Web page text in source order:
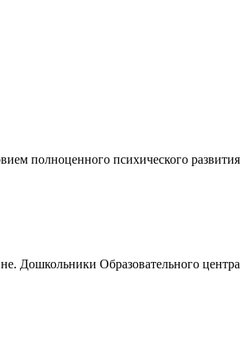
полноценного психического
Дошкольники Образовательного